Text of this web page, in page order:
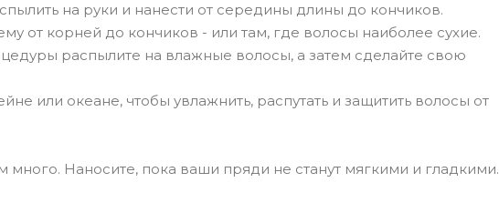
на руки и нанести от середины длины до кончиков.
от корней до кончиков - или там, где волосы наиболее сухие.
распылите на влажные волосы, а затем сделайте свою
или океане, чтобы увлажнить, распутать и защитить волосы от
Наносите, пока ваши пряди не станут мягкими и гладкими.